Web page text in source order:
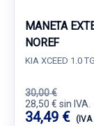
MANETA
NOREF
KIA XCEED 1.0
30,00 €
28,50 € sin IVA.
34,49 €